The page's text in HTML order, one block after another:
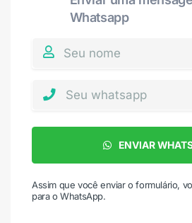
Whatsapp
ENVIAR
Assim que você enviar o formulário,
para o WhatsApp.